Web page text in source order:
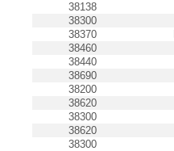
38138
38300
38370
38460
38440
38690
38200
38620
38300
38620
38300